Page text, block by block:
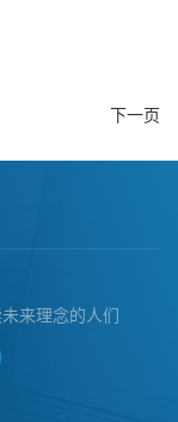
下一页
来理念的人们